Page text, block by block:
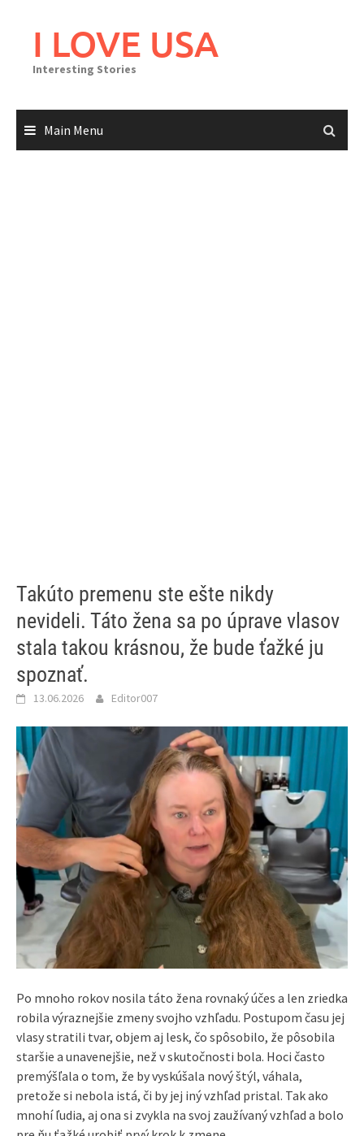
I LOVE USA
Interesting Stories
Main Menu
Takúto premenu ste ešte nikdy
nevideli. Táto žena sa po úprave vlasov
stala takou krásnou, že bude ťažké ju
spoznať.
13.06.2026 Editor007
Po mnoho rokov nosila táto žena rovnaký účes a len zriedka
robila výraznejšie zmeny svojho vzhľadu. Postupom času jej
vlasy stratili tvar, objem aj lesk, čo spôsobilo, že pôsobila
staršie a unavenejšie, než v skutočnosti bola. Hoci často
premýšľala o tom, že by vyskúšala nový štýl, váhala,
pretože si nebola istá, či by jej iný vzhľad pristal. Tak ako
mnohí ľudia, aj ona si zvykla na svoj zaužívaný vzhľad a bolo